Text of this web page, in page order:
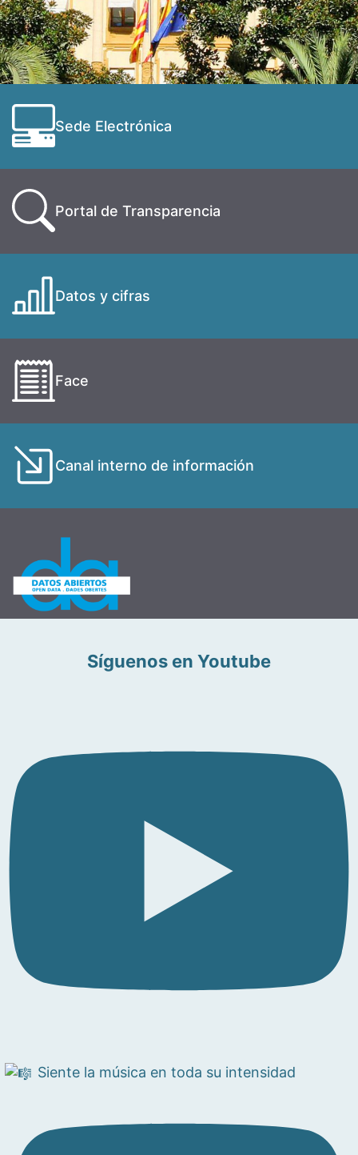
Sede Electrónica
Portal de Transparencia
Datos y cifras
Face
Canal interno de información
Síguenos en Youtube
Siente la música en toda su intensidad